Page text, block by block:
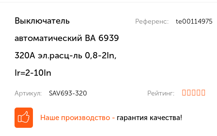
Выключатель
автоматический ВА 6939
320А эл.расц-ль 0,8-2In,
Ir=2-10In
Референс: te00114975
Артикул: SAV693-320 Рейтинг:
Наше производство - гарантия качества!